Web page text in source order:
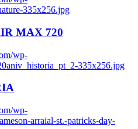
335x256.jpg
MAX 720
wp-
335x256.jpg
wp-
arraial-st.-patricks-day-